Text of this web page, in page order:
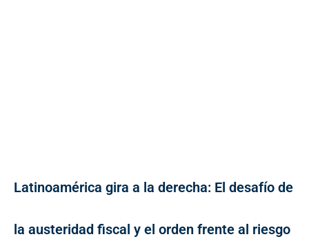
Latinoamérica gira a la derecha: El desafío de
la austeridad fiscal y el orden frente al riesgo